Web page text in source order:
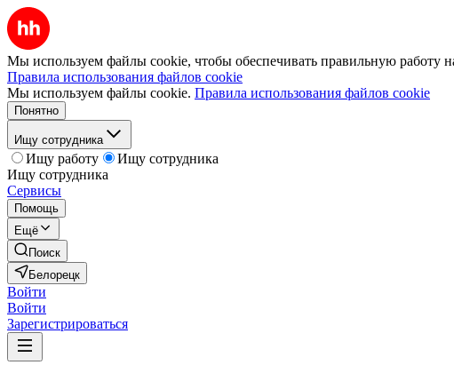
Мы используем файлы cookie, чтобы обеспечивать правильную работу
Правила использования файлов cookie
Мы используем файлы cookie. Правила использования файлов cookie
Понятно
Ищу сотрудника
Ищу работу
Ищу сотрудника
Ищу сотрудника
Сервисы
Помощь
Ещё
Поиск
Белорецк
Войти
Войти
Зарегистрироваться